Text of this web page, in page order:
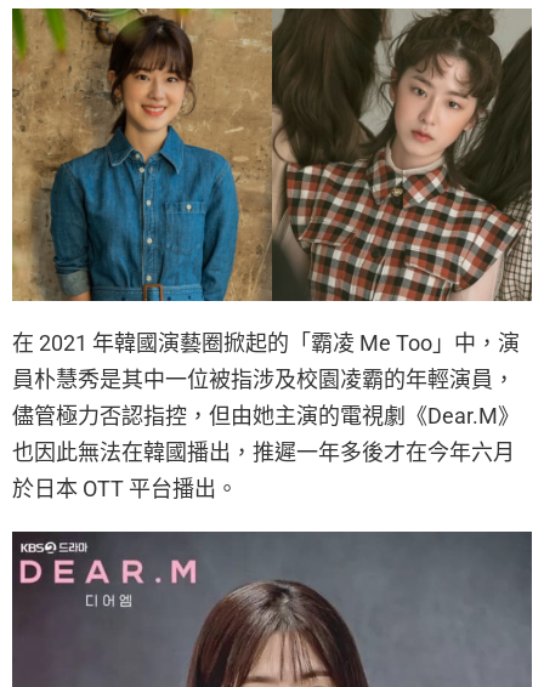
在 2021 年韓國演藝圈掀起的「霸凌 Me Too」中，演
員朴慧秀是其中一位被指涉及校園凌霸的年輕演員，
儘管極力否認指控，但由她主演的電視劇《Dear.M》
也因此無法在韓國播出，推遲一年多後才在今年六月
於日本 OTT 平台播出。